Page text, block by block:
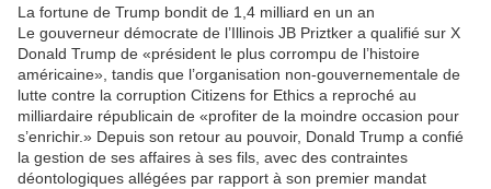
La fortune de Trump bondit de 1,4 milliard en un an
Le gouverneur démocrate de l’Illinois JB Priztker a qualifié sur X
Donald Trump de «président le plus corrompu de l’histoire
américaine», tandis que l’organisation non-gouvernementale de
lutte contre la corruption Citizens for Ethics a reproché au
milliardaire républicain de «profiter de la moindre occasion pour
s’enrichir.» Depuis son retour au pouvoir, Donald Trump a confié
la gestion de ses affaires à ses fils, avec des contraintes
déontologiques allégées par rapport à son premier mandat